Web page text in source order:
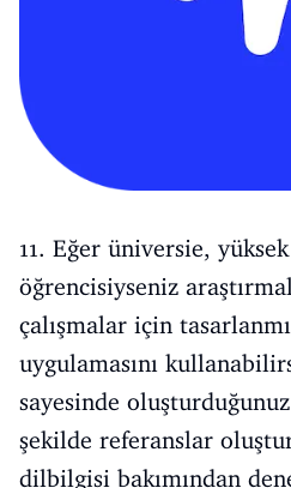
11. Eğer üniversie,
öğrencisiyseniz
çalışmalar için
uygulamasını
sayesinde
şekilde referanslar
dilbilgisi bakımından